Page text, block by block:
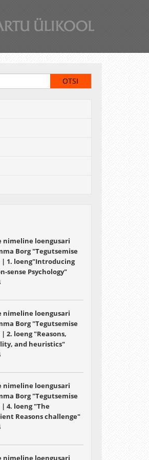
nimeline loengusari
Borg "Tegutsemise
| 1. loeng"Introducing
sense Psychology"
nimeline loengusari
Borg "Tegutsemise
2. loeng "Reasons,
and heuristics"
nimeline loengusari
Borg "Tegutsemise
4. loeng "The
Reasons challenge"
nimeline loengusari